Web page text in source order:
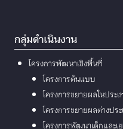
กลุ่มดำเนินงาน
โครงการพัฒนาเชิงพื้นที่
โครงการต้นแบบ
โครงการขยายผลในประ
โครงการขยายผลต่างปร